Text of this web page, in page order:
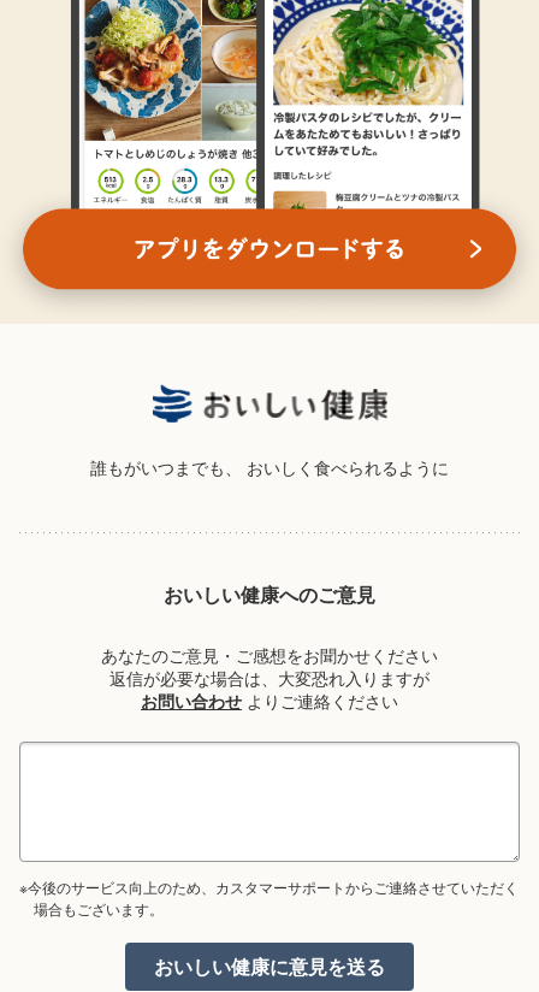
誰もがいつまでも、 おいしく食べられるように
おいしい健康へのご意見
あなたのご意見・ご感想をお聞かせください
返信が必要な場合は、大変恐れ入りますが
お問い合わせ よりご連絡ください
※今後のサービス向上のため、カスタマーサポートからご連絡させていただく
場合もございます。